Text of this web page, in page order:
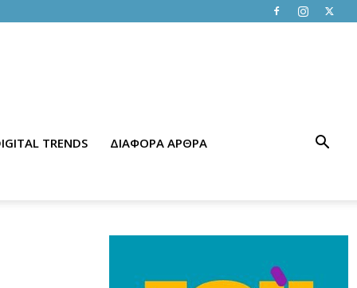
TRENDS ΔΙΑΦΟΡΑ ΑΡΘΡΑ